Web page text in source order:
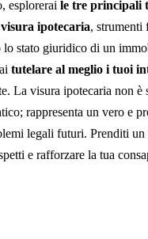
esplorerai le tre principali
ipotecaria, strumenti
lo stato giuridico di un
tutelare al meglio i tuoi
La visura ipotecaria non è
rappresenta un vero e
legali futuri. Prenditi un
e rafforzare la tua
valore dell’ipoteca
la ricerca delle informazioni